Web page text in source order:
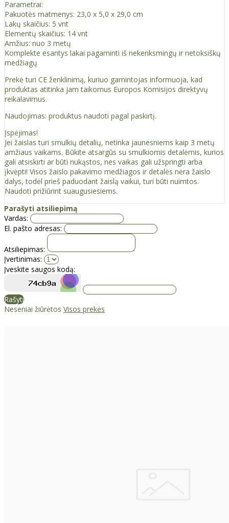
Parametrai:
Pakuotės matmenys: 23,0 x 5,0 x 29,0 cm
Lakų skaičius: 5 vnt
Elementų skaičius: 14 vnt
Amžius: nuo 3 metų
Komplekte esantys lakai pagaminti iš nekenksmingų ir netoksiškų
medžiagų
Prekė turi CE ženklinimą, kuriuo gamintojas informuoja, kad
produktas atitinka jam taikomus Europos Komisijos direktyvų
reikalavimus.
Naudojimas: produktus naudoti pagal paskirtį.
Įspėjimas!
Jei žaislas turi smulkių detalių, netinka jaunesniems kaip 3 metų
amžiaus vaikams. Būkite atsargūs su smulkiomis detalėmis, kurios
gali atsiskirti ar būti nukąstos, nes vaikas gali užspringti arba
įkvėpti! Visos žaislо pakavimo medžiagos ir detalės nėra žaislo
dalys, todėl prieš paduodant žaislą vaikui, turi būti nuimtos.
Naudoti prižiūrint suaugusiesiems.
Parašyti atsiliepimą
Vardas:
El. pašto adresas:
Atsiliepimas:
Įvertinimas:
Įveskite saugos kodą:
Rašyti
Neseniai žiūrėtos Visos prekės